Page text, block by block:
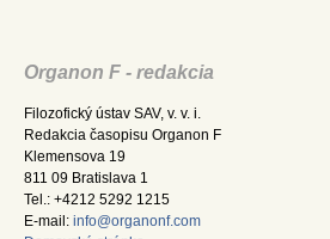
Organon F - redakcia
Filozofický ústav SAV, v. v. i.
Redakcia časopisu Organon F
Klemensova 19
811 09 Bratislava 1
Tel.: +4212 5292 1215
E-mail: info@organonf.com